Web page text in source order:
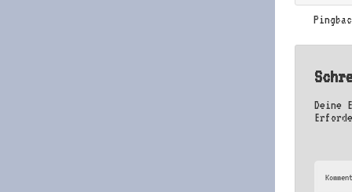
Deine